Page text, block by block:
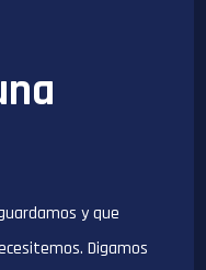
y que
Digamos